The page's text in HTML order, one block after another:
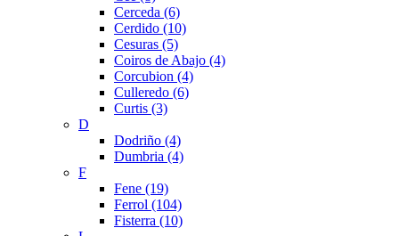
Cerceda (6)
Cerdido (10)
Cesuras (5)
Coiros de Abajo (4)
Corcubion (4)
Culleredo (6)
Curtis (3)
D
Dodriño (4)
Dumbria (4)
F
Fene (19)
Ferrol (104)
Fisterra (10)